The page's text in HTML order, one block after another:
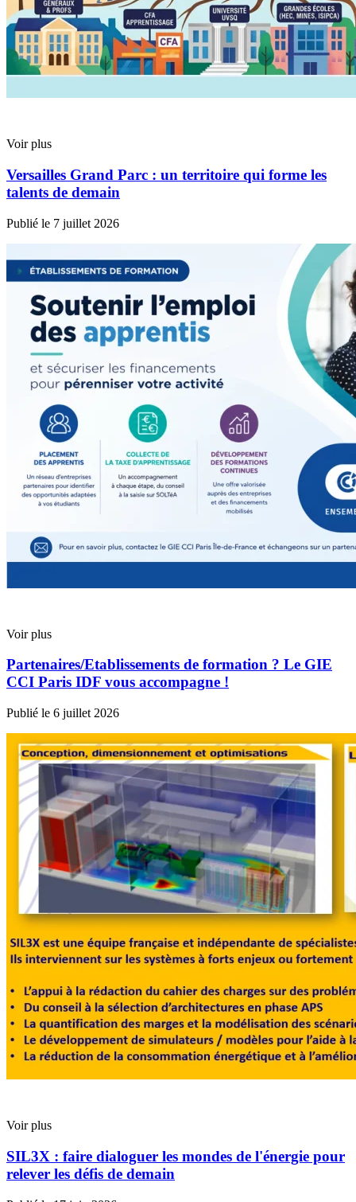
Voir plus
Versailles Grand Parc : un territoire qui forme les
talents de demain
Publié le 7 juillet 2026
Voir plus
Partenaires/Etablissements de formation ? Le GIE
CCI Paris IDF vous accompagne !
Publié le 6 juillet 2026
Voir plus
SIL3X : faire dialoguer les mondes de l'énergie pour
relever les défis de demain